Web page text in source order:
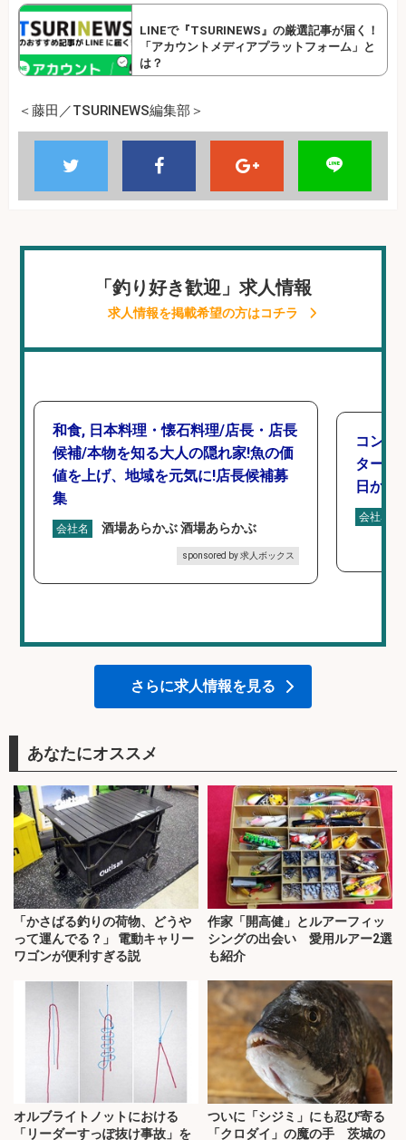
LINEで『TSURINEWS』の厳選記事が届く！
「アカウントメディアプラットフォーム」と
は？
＜藤田／TSURINEWS編集部＞
「釣り好き歓迎」求人情報
求人情報を掲載希望の方はコチラ
和食, 日本料理・懐石料理/店長・店長
候補/本物を知る大人の隠れ家!魚の価
値を上げ、地域を元気に!店長候補募
集
会社名 酒場あらかぶ 酒場あらかぶ
sponsored by 求人ボックス
コンビ
タート
日から
会社名
さらに求人情報を見る
あなたにオススメ
「かさばる釣りの荷物、どうや
って運んでる？」 電動キャリー
ワゴンが便利すぎる説
作家「開高健」とルアーフィッ
シングの出会い 愛用ルアー2選
も紹介
オルブライトノットにおける
「リーダーすっぽ抜け事故」を
ついに「シジミ」にも忍び寄る
「クロダイ」の魔の手 茨城の